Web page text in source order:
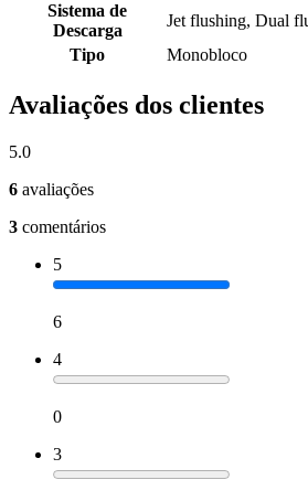
Sistema de
Descarga
Jet flushing, Dual
Tipo
Monobloco
Avaliações dos clientes
5.0
6 avaliações
3 comentários
5
6
4
0
3